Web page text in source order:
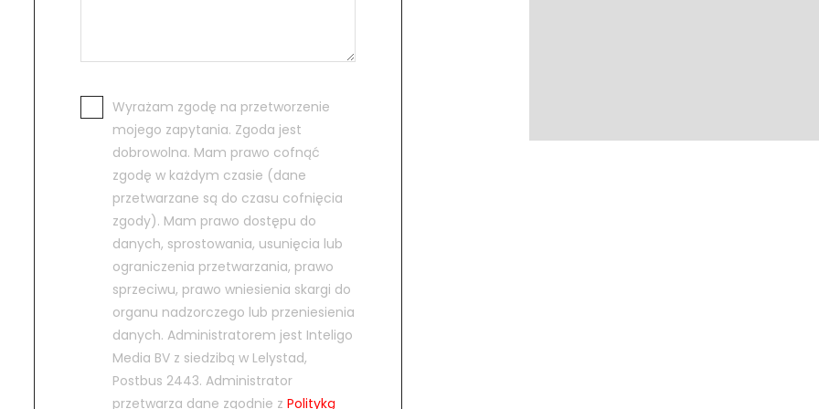
Wyrażam zgodę na przetworzenie
mojego zapytania. Zgoda jest
dobrowolna. Mam prawo cofnąć
zgodę w każdym czasie (dane
przetwarzane są do czasu cofnięcia
zgody). Mam prawo dostępu do
danych, sprostowania, usunięcia lub
ograniczenia przetwarzania, prawo
sprzeciwu, prawo wniesienia skargi do
organu nadzorczego lub przeniesienia
danych. Administratorem jest Inteligo
Media BV z siedzibą w Lelystad,
Postbus 2443. Administrator
przetwarza dane zgodnie z Polityką